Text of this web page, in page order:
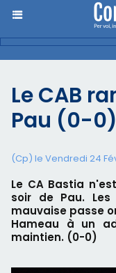
Le CAB
Pau (0-0)
(Cp) le Vendredi 24
Le CA Bastia
soir de Pau.
mauvaise passe
Hameau à un
maintien. (0-0)